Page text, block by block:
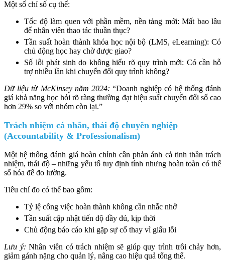
Một số chỉ số cụ thể:
Tốc độ làm quen với phần mềm, nền tảng mới: Mất bao lâu
để nhân viên thao tác thuần thục?
Tần suất hoàn thành khóa học nội bộ (LMS, eLearning): Có
chủ động học hay chờ được giao?
Số lỗi phát sinh do không hiểu rõ quy trình mới: Có cần hỗ
trợ nhiều lần khi chuyển đổi quy trình không?
Dữ liệu từ McKinsey năm 2024:“Doanh nghiệp có hệ thống đánh
giá khả năng học hỏi rõ ràng thường đạt hiệu suất chuyển đổi số cao
hơn 29% so với nhóm còn lại.”
Trách nhiệm cá nhân, thái độ chuyên nghiệp
(Accountability & Professionalism)
Một hệ thống đánh giá hoàn chỉnh cần phản ánh cả tinh thần trách
nhiệm, thái độ – những yếu tố tuy định tính nhưng hoàn toàn có thể
số hóa để đo lường.
Tiêu chí đo có thể bao gồm:
Tỷ lệ công việc hoàn thành không cần nhắc nhở
Tần suất cập nhật tiến độ đầy đủ, kịp thời
Chủ động báo cáo khi gặp sự cố thay vì giấu lỗi
Lưu ý:Nhân viên có trách nhiệm sẽ giúp quy trình trôi chảy hơn,
giảm gánh nặng cho quản lý, nâng cao hiệu quả tổng thể.